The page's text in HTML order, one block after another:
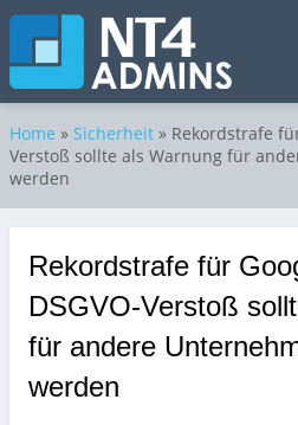
Home » Sicherheit » Rekordstrafe
Verstoß sollte als Warnung für
werden
Rekordstrafe für
DSGVO-Verstoß
für andere
werden